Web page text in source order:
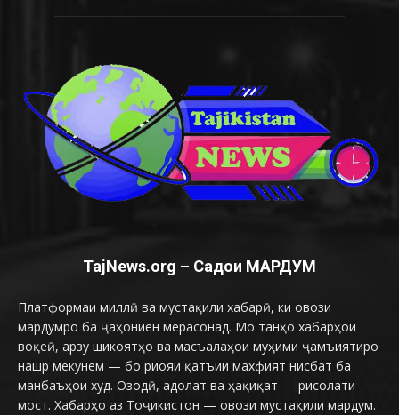
TajNews.org – Садои МАРДУМ
Платформаи миллӣ ва мустақили хабарӣ, ки овози
мардумро ба ҷаҳониён мерасонад. Мо танҳо хабарҳои
воқеӣ, арзу шикоятҳо ва масъалаҳои муҳими ҷамъиятиро
нашр мекунем — бо риояи қатъии махфият нисбат ба
манбаъҳои худ. Озодӣ, адолат ва ҳақиқат — рисолати
мост. Хабарҳо аз Тоҷикистон — овози мустақили мардум.